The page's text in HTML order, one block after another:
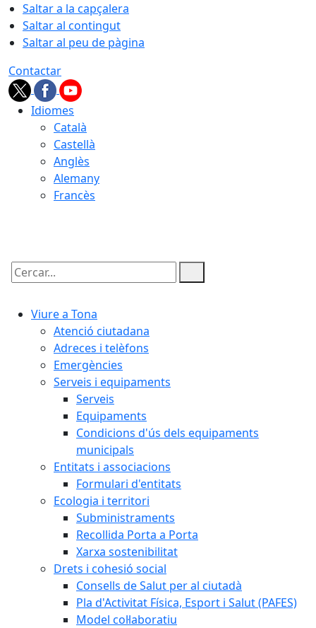
Saltar a la capçalera
Saltar al contingut
Saltar al peu de pàgina
Contactar
Idiomes
Català
Castellà
Anglès
Alemany
Francès
Cercar:
Viure a Tona
Atenció ciutadana
Adreces i telèfons
Emergències
Serveis i equipaments
Serveis
Equipaments
Condicions d'ús dels equipaments
municipals
Entitats i associacions
Formulari d'entitats
Ecologia i territori
Subministraments
Recollida Porta a Porta
Xarxa sostenibilitat
Drets i cohesió social
Consells de Salut per al ciutadà
Pla d'Activitat Física, Esport i Salut (PAFES)
Model col·laboratiu